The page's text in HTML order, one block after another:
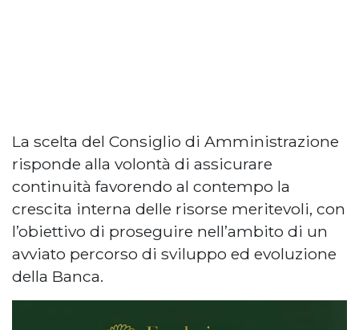
La scelta del Consiglio di Amministrazione
risponde alla volontà di assicurare
continuità favorendo al contempo la
crescita interna delle risorse meritevoli, con
l’obiettivo di proseguire nell’ambito di un
avviato percorso di sviluppo ed evoluzione
della Banca.